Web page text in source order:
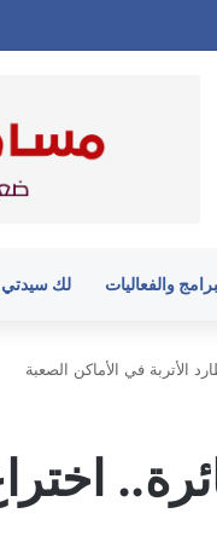
والفعاليات لك سيدتي
الأتربة في الأماكن الصعبة